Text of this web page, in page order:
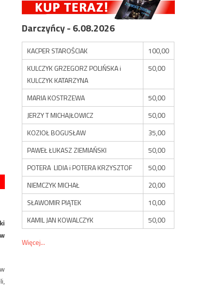
Darczyńcy - 6.08.2026
KACPER STAROŚCIAK
100,00
KULCZYK GRZEGORZ POLIŃSKA i
KULCZYK KATARZYNA
50,00
MARIA KOSTRZEWA
50,00
JERZY T MICHAJŁOWICZ
50,00
KOZIOŁ BOGUSŁAW
35,00
PAWEŁ ŁUKASZ ZIEMIAŃSKI
50,00
POTERA LIDIA i POTERA KRZYSZTOF
50,00
NIEMCZYK MICHAŁ
20,00
SŁAWOMIR PIĄTEK
10,00
KAMIL JAN KOWALCZYK
50,00
Więcej...